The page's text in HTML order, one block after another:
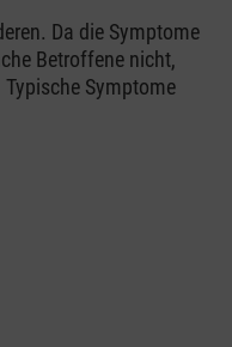
Da die Symptome
Betroffene nicht,
Symptome